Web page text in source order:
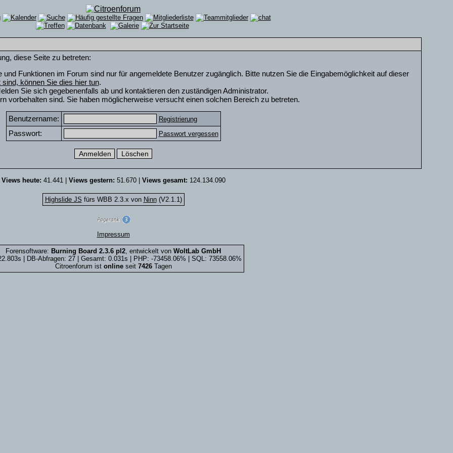
diese Seite zu betreten:
Funktionen im Forum sind nur für angemeldete Benutzer zugänglich. Bitte nutzen Sie die Eingabemöglichkeit auf dieser
können Sie dies hier tun.
Sie sich gegebenenfalls ab und kontaktieren den zuständigen Administrator.
vorbehalten sind. Sie haben möglicherweise versucht einen solchen Bereich zu betreten.
Benutzername: Registrierung
Passwort: Passwort vergessen
Views heute: 41.441 | Views gestern: 51.670 | Views gesamt: 124.134.090
Highslide JS fürs WBB 2.3.x von Ninn(V2.1.1)
Impressum
Forensoftware: Burning Board 2.3.6 pl2, entwickelt von WoltLab GmbH
| DB-Abfragen: 27 | Gesamt: 0.031s | PHP: -73458.06% | SQL: 73558.06%
Citroenforum ist onlineseit 7426Tagen